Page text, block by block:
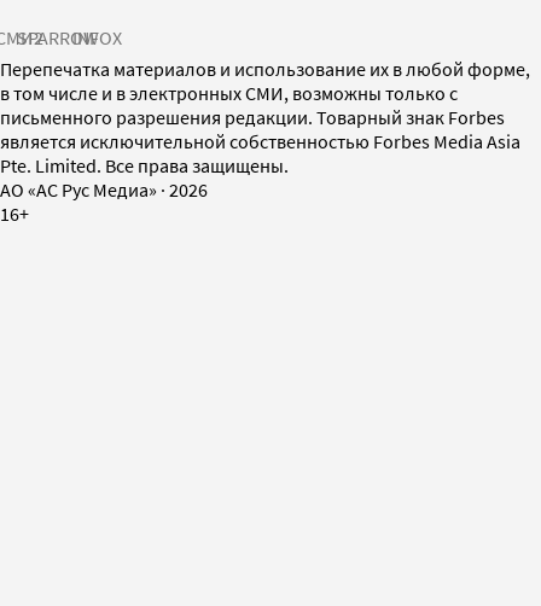
SPARROWINFOX
Перепечатка материалов и использование их в любой форме,
в том числе и в электронных СМИ, возможны только с
письменного разрешения редакции. Товарный знак Forbes
является исключительной собственностью Forbes Media Asia
Pte. Limited. Все права защищены.
AO «АС Рус Медиа» · 2026
16+